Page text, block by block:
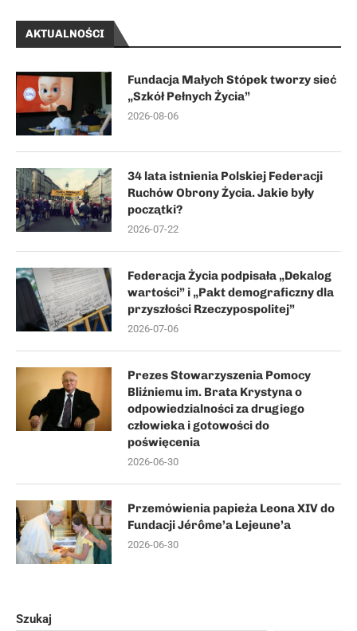
AKTUALNOŚCI
Fundacja Małych Stópek tworzy sieć
„Szkół Pełnych Życia”
2026-08-06
34 lata istnienia Polskiej Federacji
Ruchów Obrony Życia. Jakie były
początki?
2026-07-22
Federacja Życia podpisała „Dekalog
wartości” i „Pakt demograficzny dla
przyszłości Rzeczypospolitej”
2026-07-06
Prezes Stowarzyszenia Pomocy
Bliźniemu im. Brata Krystyna o
odpowiedzialności za drugiego
człowieka i gotowości do
poświęcenia
2026-06-30
Przemówienia papieża Leona XIV do
Fundacji Jérôme’a Lejeune’a
2026-06-30
Szukaj